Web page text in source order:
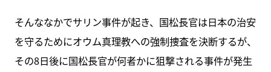
そんななかでサリン事件が起き、国松長官は日本の治安
を守るためにオウム真理教への強制捜査を決断するが、
その8日後に国松長官が何者かに狙撃される事件が発生